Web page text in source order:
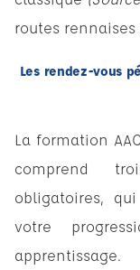
routes
Les rendez-vous
La formation
comprend
obligatoires,
votre
apprentissage.